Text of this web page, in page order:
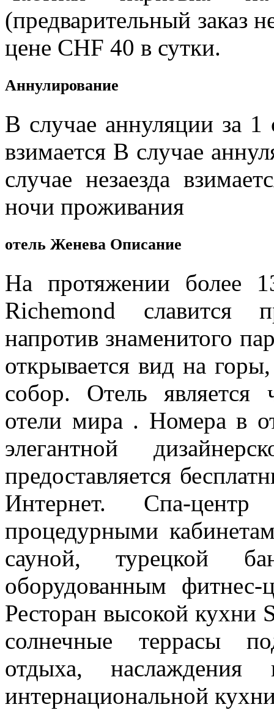
(предварительный заказ
цене CHF 40 в сутки.
Aннулирование
В случае аннуляции за
взимается В случае
случае незаезда
ночи проживания
отель Женева Описание
На протяжении более
Richemond славится
напротив знаменитого
открывается вид на
собор. Отель является
отели мира . Номера в
элегантной
предоставляется
Интернет. Спа-
процедурными
сауной, турецкой
оборудованным
Ресторан высокой кухни
солнечные террасы
отдыха, наслаждения
интернациональной